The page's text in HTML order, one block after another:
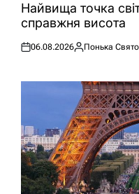
УНайвища точка
справжня висота
Оприлюднено
06.08.2026
Опубліковано
Понька